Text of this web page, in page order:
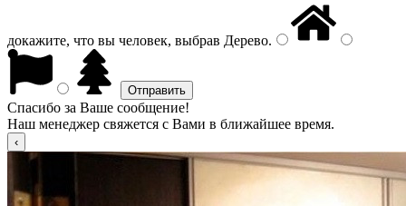
докажите, что вы человек, выбрав Дерево.
Спасибо за Ваше сообщение!
Наш менеджер свяжется с Вами в ближайшее время.